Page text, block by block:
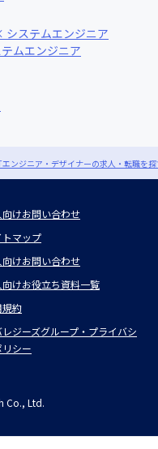
ステムエンジニア
ムエンジニア
エンジニア・デザイナーの求人・転職を
向けお問い合わせ
トマップ
向けお問い合わせ
向けお役立ち資料一覧
規約
レジーズグループ・プライバシ
リシー
Co., Ltd.